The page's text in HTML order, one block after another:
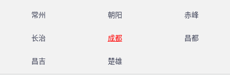
常州 朝阳 赤峰
长治 成都 昌都
昌吉 楚雄